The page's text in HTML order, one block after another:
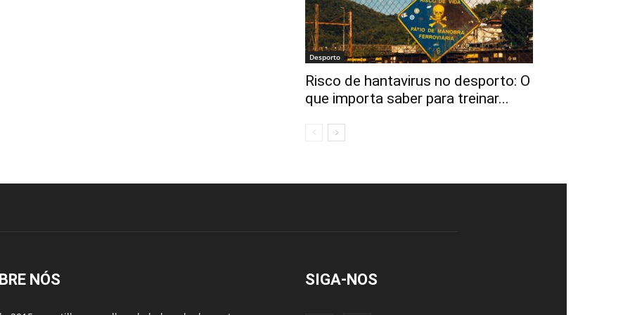
Desporto
Risco de hantavirus no desporto: O
que importa saber para treinar...
NÓS SIGA-NOS